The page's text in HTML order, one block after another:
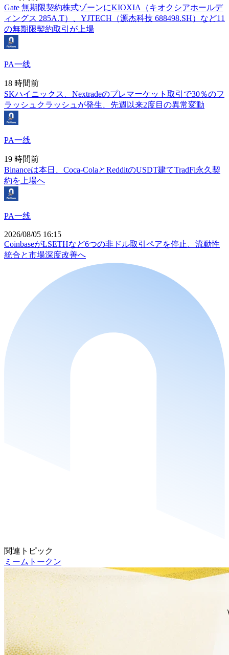
Gate 無期限契約株式ゾーンにKIOXIA（キオクシアホールデ
ィングス 285A.T）、YJTECH（源杰科技 688498.SH）など11
の無期限契約取引が上場
PA一线
18 時間前
SKハイニックス、Nextradeのプレマーケット取引で30％のフ
ラッシュクラッシュが発生、先週以来2度目の異常変動
PA一线
19 時間前
Binanceは本日、Coca-ColaとRedditのUSDT建てTradFi永久契
約を上場へ
PA一线
2026/08/05 16:15
CoinbaseがLSETHなど6つの非ドル取引ペアを停止、流動性
統合と市場深度改善へ
関連トピック
ミームトークン